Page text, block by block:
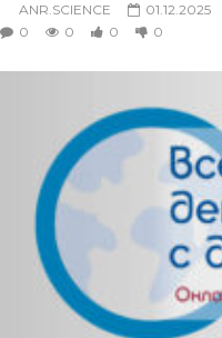
ANR.SCIENCE
01.12.2025
0
0 0 0